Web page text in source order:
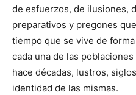
de esfuerzos, de ilusiones,
preparativos y pregones
tiempo que se vive de
cada una de las
hace décadas, lustros,
identidad de las mismas.